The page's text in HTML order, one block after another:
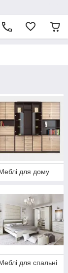
для дому
для спальні